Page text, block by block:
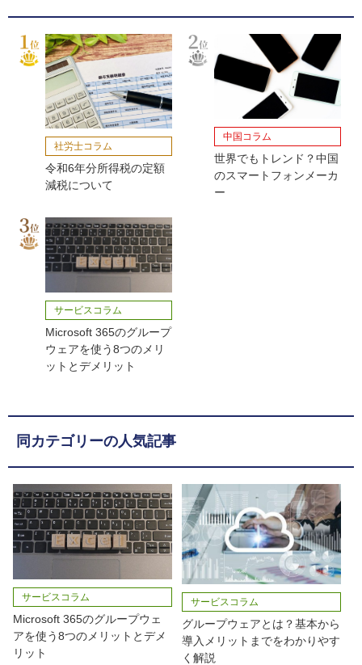
社労士コラム
令和6年分所得税の定額
減税について
中国コラム
世界でもトレンド？中国
のスマートフォンメーカ
ー
サービスコラム
Microsoft 365のグループ
ウェアを使う8つのメリ
ットとデメリット
同カテゴリーの人気記事
サービスコラム
Microsoft 365のグループウェ
アを使う8つのメリットとデメ
リット
サービスコラム
グループウェアとは？基本から
導入メリットまでをわかりやす
く解説